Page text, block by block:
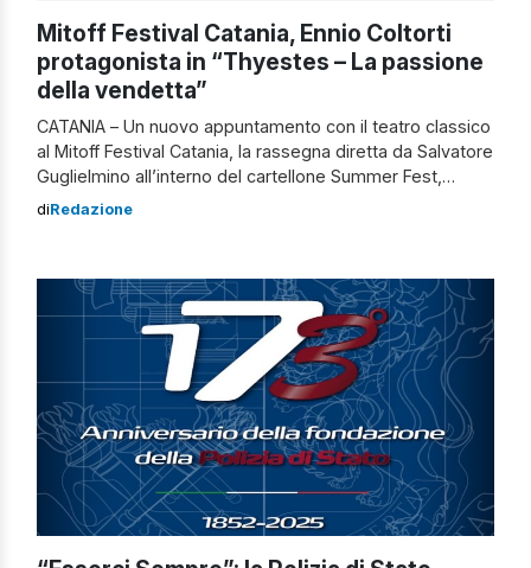
Mitoff Festival Catania, Ennio Coltorti
protagonista in “Thyestes – La passione
della vendetta”
CATANIA – Un nuovo appuntamento con il teatro classico
al Mitoff Festival Catania, la rassegna diretta da Salvatore
Guglielmino all’interno del cartellone Summer Fest,
promosso e patrocinato dal Comune di Catania e
“Thyestes – La passione della vendetta”, riscrittura
originale […]
diRedazione